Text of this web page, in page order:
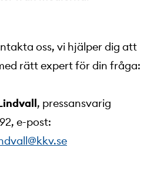
oss, vi hjälper dig att
rätt expert för din fråga:
, pressansvarig
e-post: